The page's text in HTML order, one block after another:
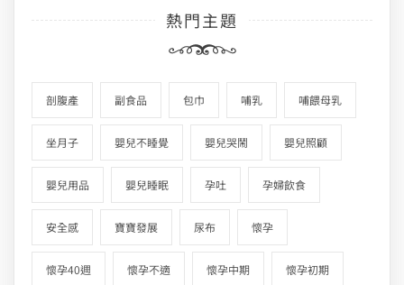
熱門主題
剖腹產 副食品 包巾 哺乳 哺餵母乳
坐月子 嬰兒不睡覺 嬰兒哭鬧 嬰兒照顧
嬰兒用品 嬰兒睡眠 孕吐 孕婦飲食
安全感 寶寶發展 尿布 懷孕
懷孕40週 懷孕不適 懷孕中期 懷孕初期